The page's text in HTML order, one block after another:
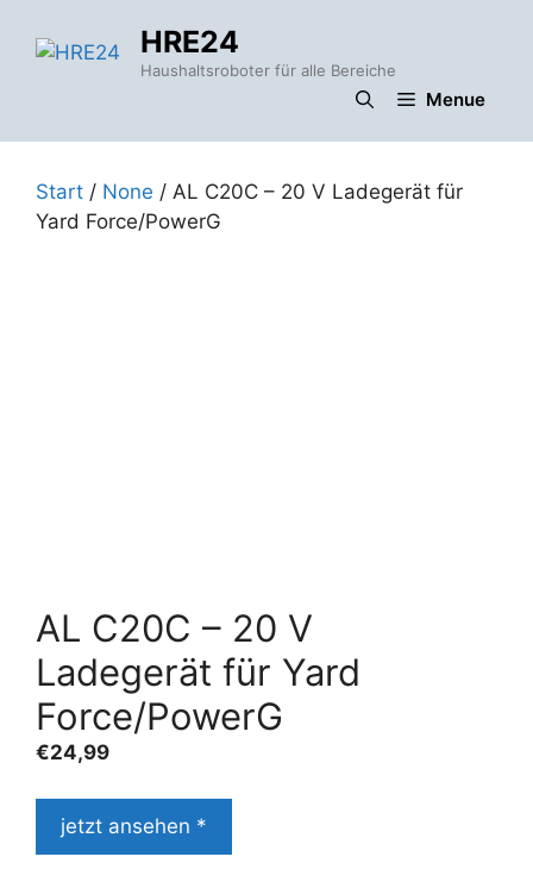
Inhalt
HRE24
Haushaltsroboter für alle Bereiche
Menue
Start / None / AL C20C – 20 V Ladegerät für
Yard Force/PowerG
AL C20C – 20 V
Ladegerät für Yard
Force/PowerG
€24,99
jetzt ansehen *